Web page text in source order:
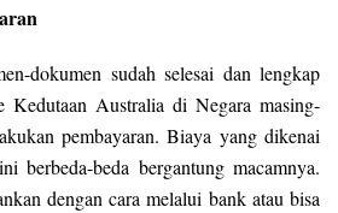
dokumen sudah selesai dan lengkap
Kedutaan Australia di Negara masing-
pembayaran. Biaya yang dikenai
berbeda-beda bergantung macamnya.
dengan cara melalui bank atau bisa